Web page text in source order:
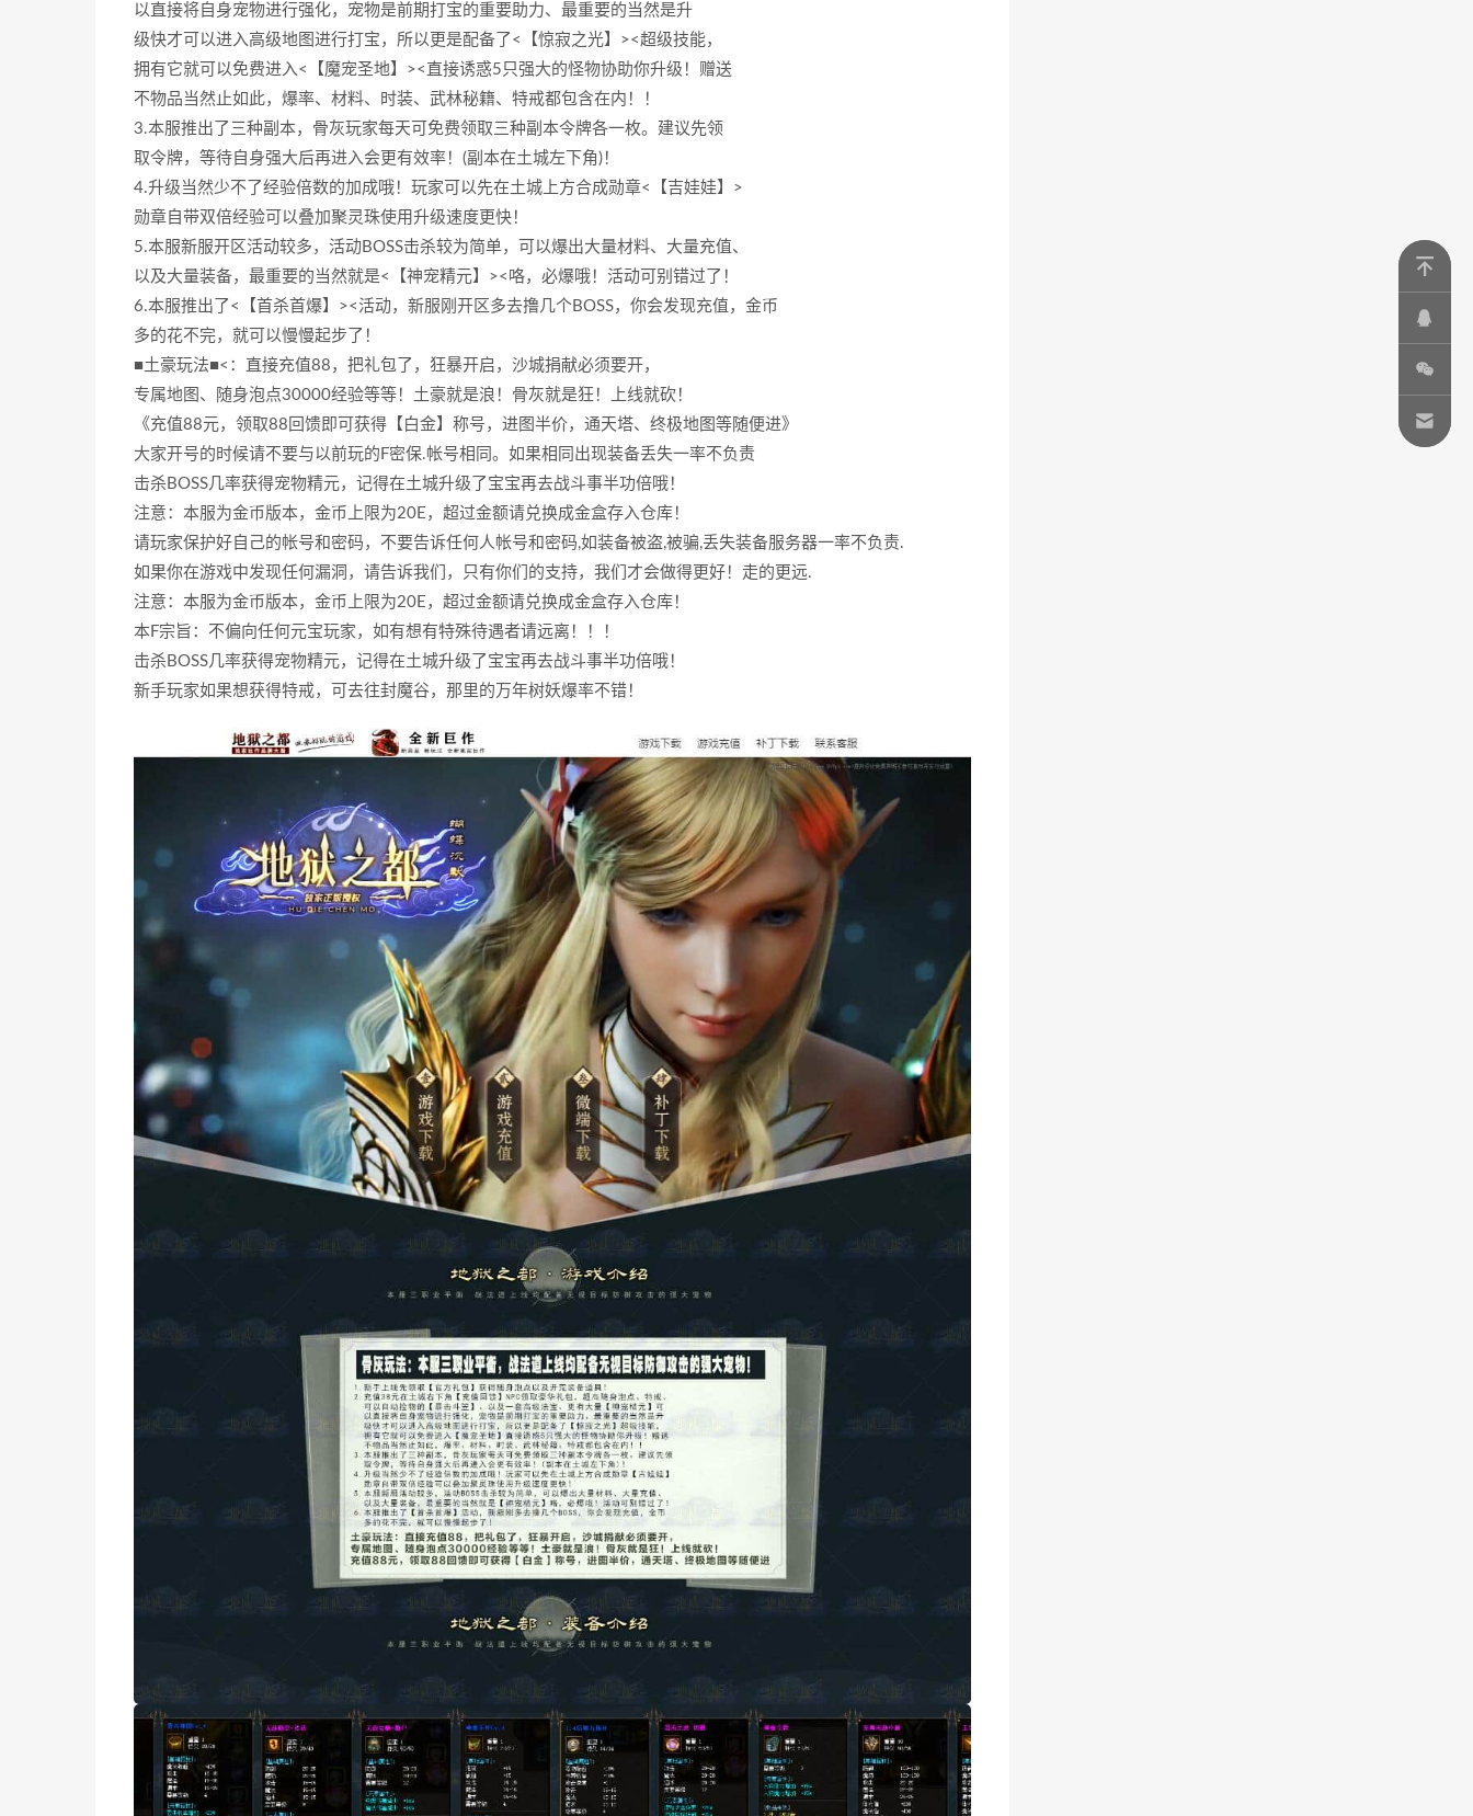
以直接将自身宠物进行强化，宠物是前期打宝的重要助力、最重要的当然是升
级快才可以进入高级地图进行打宝，所以更是配备了<【惊寂之光】><超级技能，
拥有它就可以免费进入<【魔宠圣地】><直接诱惑5只强大的怪物协助你升级！赠送
不物品当然止如此，爆率、材料、时装、武林秘籍、特戒都包含在内！！
3.本服推出了三种副本，骨灰玩家每天可免费领取三种副本令牌各一枚。建议先领
取令牌，等待自身强大后再进入会更有效率！(副本在土城左下角)！
4.升级当然少不了经验倍数的加成哦！玩家可以先在土城上方合成勋章<【吉娃娃】>
勋章自带双倍经验可以叠加聚灵珠使用升级速度更快！
5.本服新服开区活动较多，活动BOSS击杀较为简单，可以爆出大量材料、大量充值、
以及大量装备，最重要的当然就是<【神宠精元】><咯，必爆哦！活动可别错过了！
6.本服推出了<【首杀首爆】><活动，新服刚开区多去撸几个BOSS，你会发现充值，金币
多的花不完，就可以慢慢起步了！
■土豪玩法■<：直接充值88，把礼包了，狂暴开启，沙城捐献必须要开，
专属地图、随身泡点30000经验等等！土豪就是浪！骨灰就是狂！上线就砍！
《充值88元，领取88回馈即可获得【白金】称号，进图半价，通天塔、终极地图等随便进》
大家开号的时候请不要与以前玩的F密保.帐号相同。如果相同出现装备丢失一率不负责
击杀BOSS几率获得宠物精元，记得在土城升级了宝宝再去战斗事半功倍哦！
注意：本服为金币版本，金币上限为20E，超过金额请兑换成金盒存入仓库！
请玩家保护好自己的帐号和密码，不要告诉任何人帐号和密码,如装备被盗,被骗,丢失装备服务器一率不负责.
如果你在游戏中发现任何漏洞，请告诉我们，只有你们的支持，我们才会做得更好！走的更远.
注意：本服为金币版本，金币上限为20E，超过金额请兑换成金盒存入仓库！
本F宗旨：不偏向任何元宝玩家，如有想有特殊待遇者请远离！！！
击杀BOSS几率获得宠物精元，记得在土城升级了宝宝再去战斗事半功倍哦！
新手玩家如果想获得特戒，可去往封魔谷，那里的万年树妖爆率不错！